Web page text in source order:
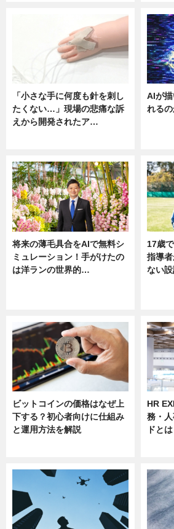
「小さな手に何度も針を刺し
たくない…」現場の悲痛な訴
えから開発されたア…
AIが
れる
将来の薄毛具合をAIで無料シ
ミュレーション！手がけたの
は洋ランの世界的…
17歳
指導
ない
ビットコインの価格はなぜ上
下する？初心者向けに仕組み
と運用方法を解説
HR
務・
ドとは